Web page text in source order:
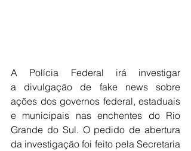
A Polícia Federal irá investigar
a divulgação de fake news sobre
ações dos governos federal, estaduais
e municipais nas enchentes do Rio
Grande do Sul. O pedido de abertura
da investigação foi feito pela Secretaria